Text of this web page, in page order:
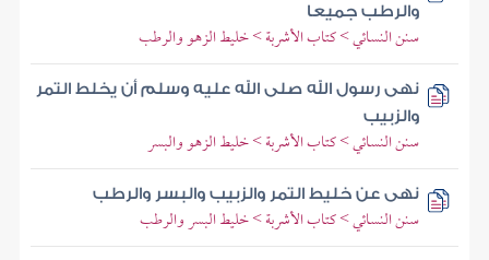
والرطب جميعا
سنن النسائي > كتاب الأشربة > خليط الزهو والرطب
نهى رسول الله صلى الله عليه وسلم أن يخلط التمر
والزبيب
سنن النسائي > كتاب الأشربة > خليط الزهو والبسر
نهى عن خليط التمر والزبيب والبسر والرطب
سنن النسائي > كتاب الأشربة > خليط البسر والرطب